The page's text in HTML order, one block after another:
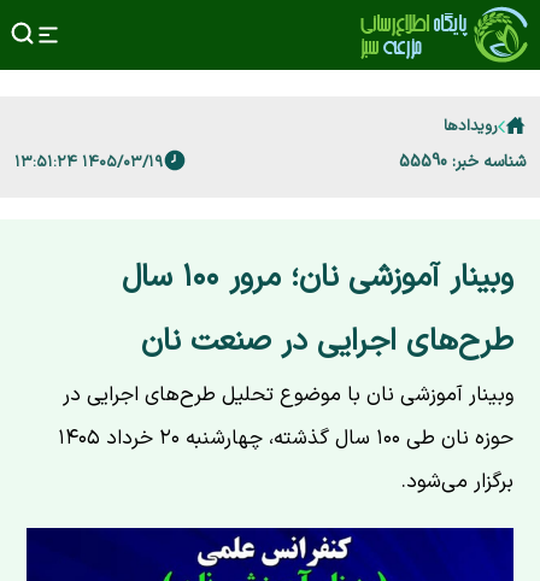
رویدادها
شناسه خبر: 55590 ۱۴۰۵/۰۳/۱۹ ۱۳:۵۱:۲۴
وبینار آموزشی نان؛ مرور ۱۰۰ سال
طرح‌های اجرایی در صنعت نان
وبینار آموزشی نان با موضوع تحلیل طرح‌های اجرایی در
حوزه نان طی ۱۰۰ سال گذشته، چهارشنبه ۲۰ خرداد ۱۴۰۵
برگزار می‌شود.